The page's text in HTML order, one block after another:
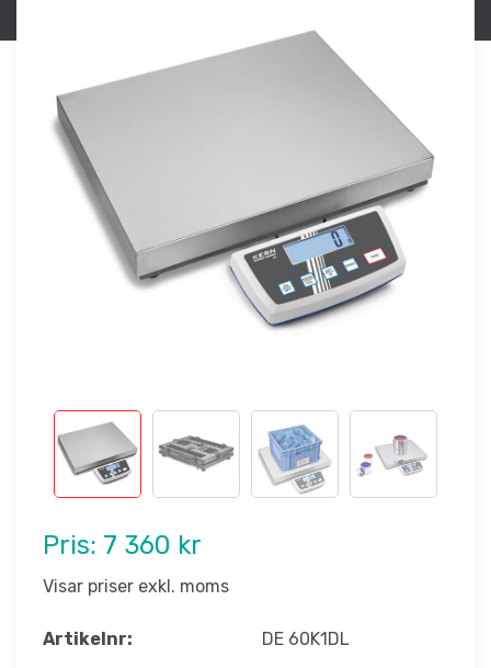
Pris: 7 360 kr
Visar priser exkl. moms
Artikelnr: DE 60K1DL